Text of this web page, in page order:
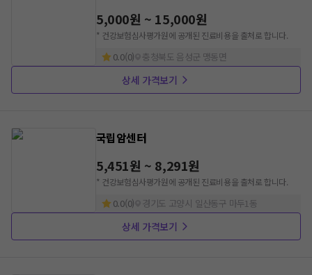
5,000원 ~ 15,000원
* 건강보험심사평가원에 공개된 진료비용을 출처로 합니다.
0.0(0) 충청북도 음성군 맹동면
상세 가격보기
국립암센터
5,451원 ~ 8,291원
* 건강보험심사평가원에 공개된 진료비용을 출처로 합니다.
0.0(0) 경기도 고양시 일산동구 마두1동
상세 가격보기